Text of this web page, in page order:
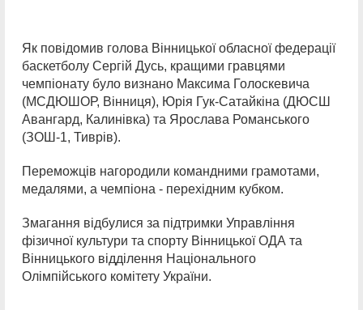
Як повідомив голова Вінницької обласної федерації
баскетболу Сергій Дусь, кращими гравцями
чемпіонату було визнано Максима Голоскевича
(МСДЮШОР, Вінниця), Юрія Гук-Сатайкіна (ДЮСШ
Авангард, Калинівка) та Ярослава Романського
(ЗОШ-1, Тиврів).
Переможців нагородили командними грамотами,
медалями, а чемпіона - перехідним кубком.
Змагання відбулися за підтримки Управління
фізичної культури та спорту Вінницької ОДА та
Вінницького відділення Національного
Олімпійського комітету України.